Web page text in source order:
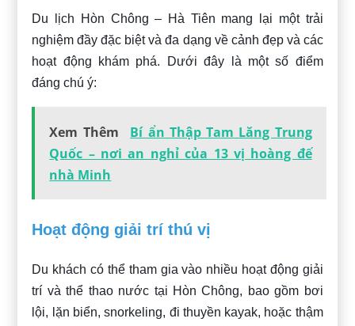
Du lịch Hòn Chông – Hà Tiên mang lại một trải
nghiệm đầy đặc biệt và đa dạng về cảnh đẹp và các
hoạt động khám phá. Dưới đây là một số điểm
đáng chú ý:
Xem Thêm
Bí ẩn Thập Tam Lăng Trung
Quốc – nơi an nghỉ của 13 vị hoàng đế
nhà Minh
Hoạt động giải trí thú vị
Du khách có thể tham gia vào nhiều hoạt động giải
trí và thể thao nước tại Hòn Chông, bao gồm bơi
lội, lặn biển, snorkeling, đi thuyền kayak, hoặc thậm